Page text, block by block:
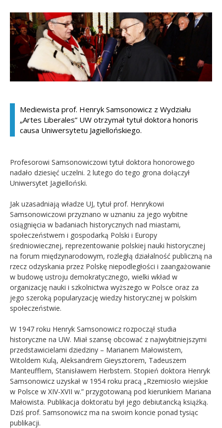
Kandydat
Absolwent
Mediewista prof. Henryk Samsonowicz z Wydziału
„Artes Liberales” UW otrzymał tytuł doktora honoris
causa Uniwersytetu Jagiellońskiego.
Profesorowi Samsonowiczowi tytuł doktora honorowego
nadało dziesięć uczelni. 2 lutego do tego grona dołączył
Uniwersytet Jagielloński.
Jak uzasadniają władze UJ, tytuł prof. Henrykowi
Samsonowiczowi przyznano w uznaniu za jego wybitne
osiągnięcia w badaniach historycznych nad miastami,
społeczeństwem i gospodarką Polski i Europy
średniowiecznej, reprezentowanie polskiej nauki historycznej
na forum międzynarodowym, rozległą działalność publiczną na
rzecz odzyskania przez Polskę niepodległości i zaangażowanie
w budowę ustroju demokratycznego, wielki wkład w
organizację nauki i szkolnictwa wyższego w Polsce oraz za
jego szeroką popularyzację wiedzy historycznej w polskim
społeczeństwie.
W 1947 roku Henryk Samsonowicz rozpoczął studia
historyczne na UW. Miał szansę obcować z najwybitniejszymi
przedstawicielami dziedziny – Marianem Małowistem,
Witoldem Kulą, Aleksandrem Gieysztorem, Tadeuszem
Manteufflem, Stanisławem Herbstem. Stopień doktora Henryk
Samsonowicz uzyskał w 1954 roku pracą „Rzemiosło wiejskie
w Polsce w XIV-XVII w.” przygotowaną pod kierunkiem Mariana
Małowista. Publikacja doktoratu był jego debiutancką książką.
Dziś prof. Samsonowicz ma na swoim koncie ponad tysiąc
publikacji.